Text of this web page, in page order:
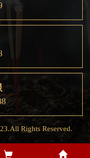
Rights Reserved.